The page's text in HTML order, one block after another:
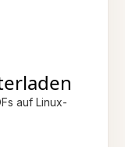
auf Linux-